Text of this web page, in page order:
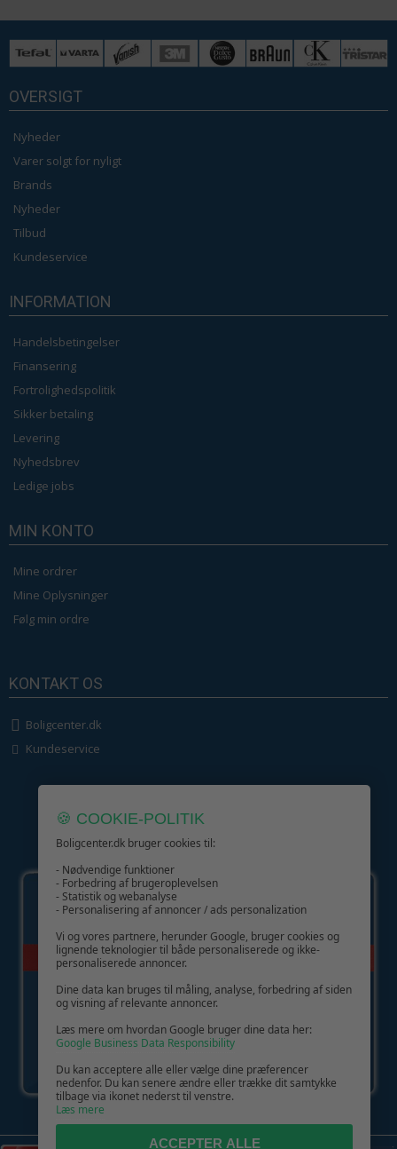
OVERSIGT
Nyheder
Varer solgt for nyligt
Brands
Nyheder
Tilbud
Kundeservice
INFORMATION
Handelsbetingelser
Finansering
Fortrolighedspolitik
Sikker betaling
Levering
Nyhedsbrev
Ledige jobs
MIN KONTO
Mine ordrer
Mine Oplysninger
Følg min ordre
KONTAKT OS
Boligcenter.dk
Kundeservice
GIV GLÆDE MED ET GAVEKORT!
🍪 COOKIE-POLITIK
Boligcenter.dk bruger cookies til:
- Nødvendige funktioner
- Forbedring af brugeroplevelsen
- Statistik og webanalyse
- Personalisering af annoncer / ads personalization
Vi og vores partnere, herunder Google, bruger cookies og
lignende teknologier til både personaliserede og ikke-
personaliserede annoncer.
Dine data kan bruges til måling, analyse, forbedring af siden
og visning af relevante annoncer.
Læs mere om hvordan Google bruger dine data her:
Google Business Data Responsibility
Du kan acceptere alle eller vælge dine præferencer
nedenfor. Du kan senere ændre eller trække dit samtykke
tilbage via ikonet nederst til venstre.
Læs mere
ACCEPTER ALLE